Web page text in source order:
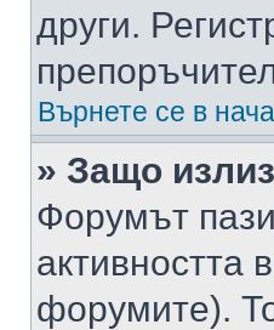
други.
Върнете се в
» Защо
Форумът
активността
форумите).